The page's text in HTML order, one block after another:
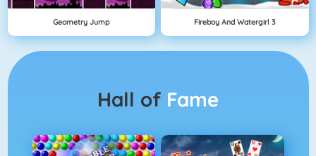
Geometry Jump Fireboy And Watergirl 3
Hall of Fame